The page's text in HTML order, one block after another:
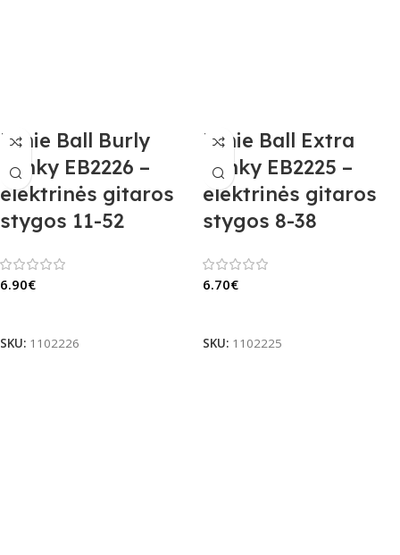
Ernie Ball Burly
Slinky EB2226 –
elektrinės gitaros
stygos 11-52
6.90€
SKU: 1102226
Ernie Ball Extra
Slinky EB2225 –
elektrinės gitaros
stygos 8-38
6.70€
SKU: 1102225